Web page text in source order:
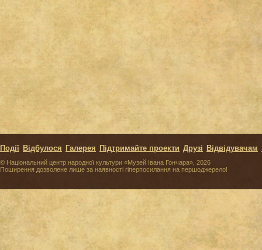
© Національний центр народної культури «Музей Івана Гончара», 2026
Поширення дозволене лише за наявності гіперпосилання на першоджерело!
Події Відбулося Галерея Підтримайте проекти Друзі Відвідувачам